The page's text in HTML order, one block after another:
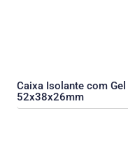
Caixa Isolante com Gel
52x38x26mm